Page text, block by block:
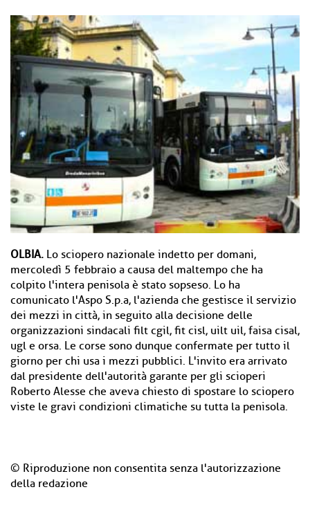
OLBIA. Lo sciopero nazionale indetto per domani,
mercoledì 5 febbraio a causa del maltempo che ha
colpito l'intera penisola è stato sopseso. Lo ha
comunicato l'Aspo S.p.a, l'azienda che gestisce il servizio
dei mezzi in città, in seguito alla decisione delle
organizzazioni sindacali filt cgil, fit cisl, uilt uil, faisa cisal,
ugl e orsa. Le corse sono dunque confermate per tutto il
giorno per chi usa i mezzi pubblici. L'invito era arrivato
dal presidente dell'autorità garante per gli scioperi
Roberto Alesse che aveva chiesto di spostare lo sciopero
viste le gravi condizioni climatiche su tutta la penisola.
© Riproduzione non consentita senza l'autorizzazione
della redazione